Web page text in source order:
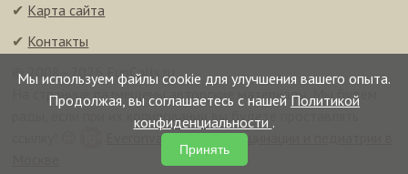
Мы используем файлы cookie для улучшения вашего опыта.
Продолжая, вы соглашаетесь с нашей Политикой
конфиденциальности .
Принять
✔ Карта сайта
✔ Контакты
© 2008–2026 FunCalls.ru
На странице размещены авторские материалы. Мы будем
рады, если при их копировании вы будете проставлять
Everonvax — центр вакцинации и педиатрии в